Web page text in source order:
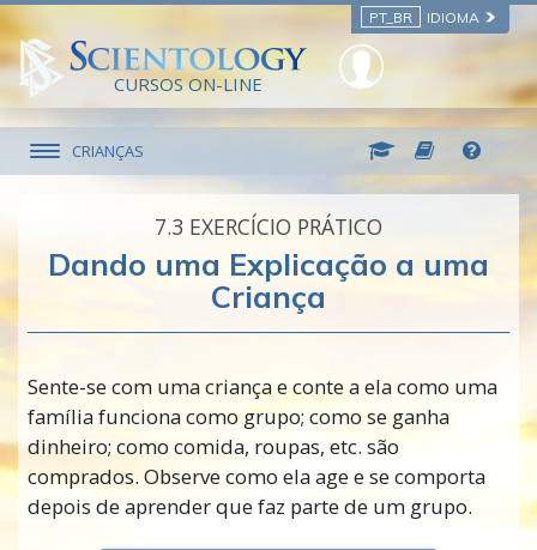
PT_BR IDIOMA
CURSOS ON-LINE
CRIANÇAS
7.‎3 EXERCÍCIO PRÁTICO
Dando uma Explicação a uma
Criança
Sente-se com uma criança e conte a ela como uma
família funciona como grupo; como se ganha
dinheiro; como comida, roupas, etc. são
comprados. Observe como ela age e se comporta
depois de aprender que faz parte de um grupo.